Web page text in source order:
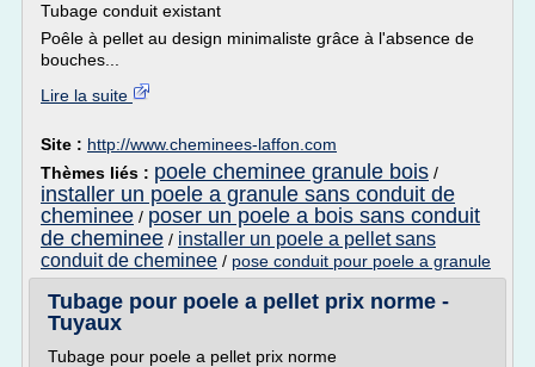
Tubage conduit existant
Poêle à pellet au design minimaliste grâce à l'absence de
bouches...
Lire la suite
Site : http://www.cheminees-laffon.com
Thèmes liés : poele cheminee granule bois /
installer un poele a granule sans conduit de
cheminee / poser un poele a bois sans conduit
de cheminee / installer un poele a pellet sans
conduit de cheminee / pose conduit pour poele a granule
Tubage pour poele a pellet prix norme -
Tuyaux
Tubage pour poele a pellet prix norme